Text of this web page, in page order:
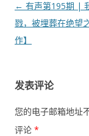
文
章
导
← 有声第195期 |
戮，被埋葬在绝望
作】
发表评论
您的电子邮箱地址
评论 *